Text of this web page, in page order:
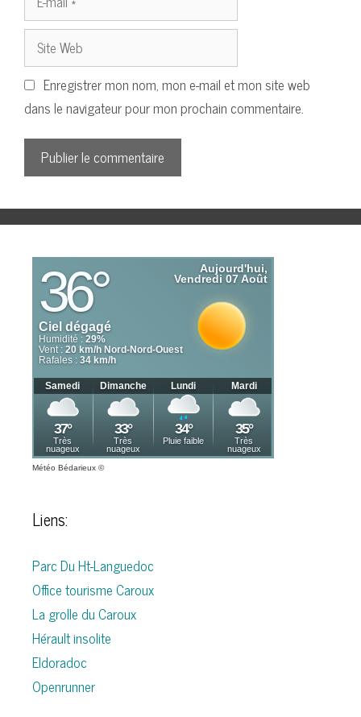
mail
Site
Web
Enregistrer mon nom, mon e-mail et mon site web
dans le navigateur pour mon prochain commentaire.
Météo Bédarieux ©
Liens:
Parc Du Ht-Languedoc
Office tourisme Caroux
La grolle du Caroux
Hérault insolite
Eldoradoc
Openrunner